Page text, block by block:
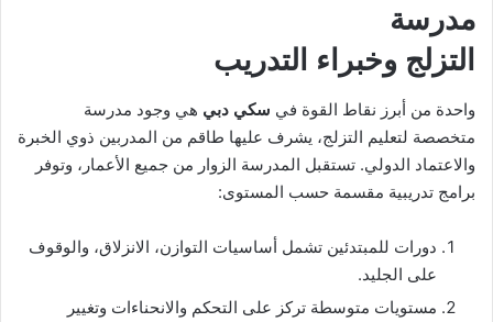
مدرسة
التزلج وخبراء التدريب
واحدة من أبرز نقاط القوة في سكي دبي هي وجود مدرسة
متخصصة لتعليم التزلج، يشرف عليها طاقم من المدربين ذوي الخبرة
والاعتماد الدولي. تستقبل المدرسة الزوار من جميع الأعمار، وتوفر
برامج تدريبية مقسمة حسب المستوى:
دورات للمبتدئين تشمل أساسيات التوازن، الانزلاق، والوقوف
على الجليد.
مستويات متوسطة تركز على التحكم والانحناءات وتغيير